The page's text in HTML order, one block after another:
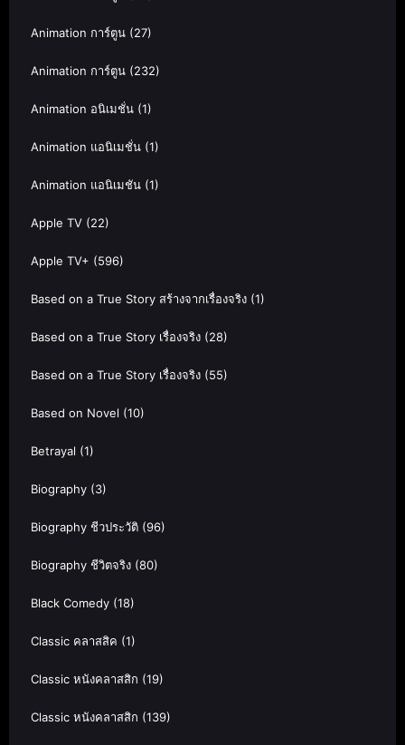
Animation การ์ตูน (27)
Animation การ์ตูน (232)
Animation อนิเมชั่น (1)
Animation แอนิเมชั่น (1)
Animation แอนิเมชัน (1)
Apple TV (22)
Apple TV+ (596)
Based on a True Story สร้างจากเรื่องจริง (1)
Based on a True Story เรื่องจริง (28)
Based on a True Story เรื่องจริง (55)
Based on Novel (10)
Betrayal (1)
Biography (3)
Biography ชีวประวัติ (96)
Biography ชีวิตจริง (80)
Black Comedy (18)
Classic คลาสสิค (1)
Classic หนังคลาสสิก (19)
Classic หนังคลาสสิก (139)